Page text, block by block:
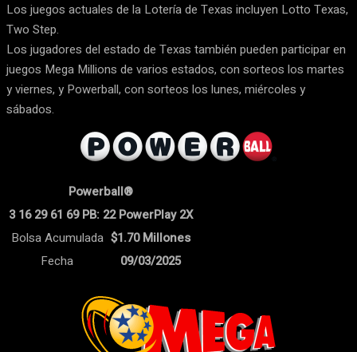
Los juegos actuales de la Lotería de Texas incluyen Lotto Texas,
Two Step.
Los jugadores del estado de Texas también pueden participar en
juegos Mega Millions de varios estados, con sorteos los martes
y viernes, y Powerball, con sorteos los lunes, miércoles y
sábados.
Powerball®
3 16 29 61 69 PB: 22 PowerPlay 2X
Bolsa Acumulada $1.70 Millones
Fecha
09/03/2025